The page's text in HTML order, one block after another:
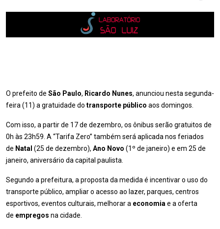
O prefeito de São Paulo, Ricardo Nunes, anunciou nesta segunda-
feira (11) a gratuidade do transporte público aos domingos.
Com isso, a partir de 17 de dezembro, os ônibus serão gratuitos de
0h às 23h59. A “Tarifa Zero” também será aplicada nos feriados
de Natal (25 de dezembro), Ano Novo (1º de janeiro) e em 25 de
janeiro, aniversário da capital paulista.
Segundo a prefeitura, a proposta da medida é incentivar o uso do
transporte público, ampliar o acesso ao lazer, parques, centros
esportivos, eventos culturais, melhorar a economia e a oferta
de empregos na cidade.